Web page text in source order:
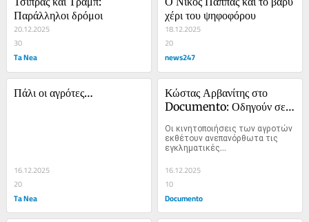
Παράλληλοι δρόμοι
20.12.2025
30
Ta Nea
χέρι του ψηφοφόρου
18.12.2025
20
news247
Πάλι οι αγρότες…
16.12.2025
20
Ta Nea
Κώστας Αρβανίτης στο
Documento: Οδη­γούν σε
τομέα
Οι κινη­το­ποι­ήσεις των αγρο­τών
εκθέτουν ανε­πα­νόρθωτα τις
εγκλη­μα­τι­κές...
16.12.2025
10
Documento